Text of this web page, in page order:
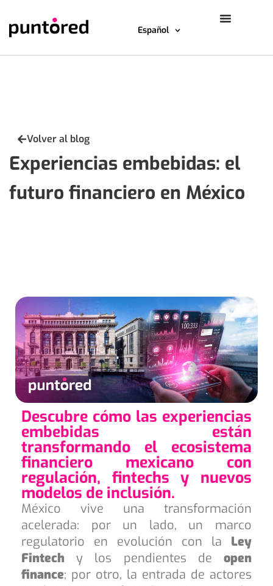
Español
Volver al blog
Experiencias embebidas: el
futuro financiero en México
Descubre cómo las experiencias
embebidas están
transformando el ecosistema
financiero mexicano con
regulación, fintechs y nuevos
modelos de inclusión.
México vive una transformación
acelerada: por un lado, un marco
regulatorio en evolución con la Ley
Fintech y los pendientes de open
finance; por otro, la entrada de actores